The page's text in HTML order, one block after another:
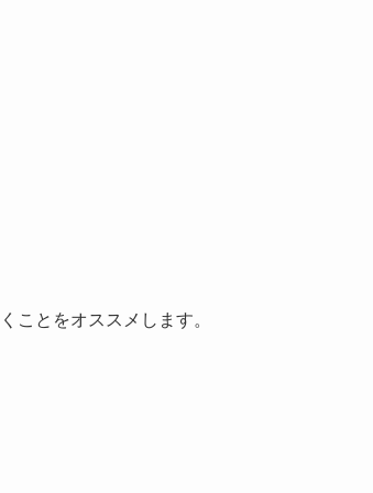
ことをオススメします。